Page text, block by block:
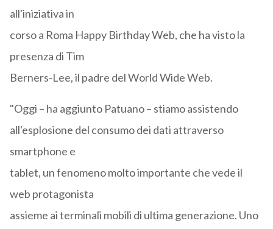
all'iniziativa in
corso a Roma Happy Birthday Web, che ha visto la
presenza di Tim
Berners-Lee, il padre del World Wide Web.
"Oggi – ha aggiunto Patuano – stiamo assistendo
all'esplosione del consumo dei dati attraverso
smartphone e
tablet, un fenomeno molto importante che vede il
web protagonista
assieme ai terminali mobili di ultima generazione. Uno